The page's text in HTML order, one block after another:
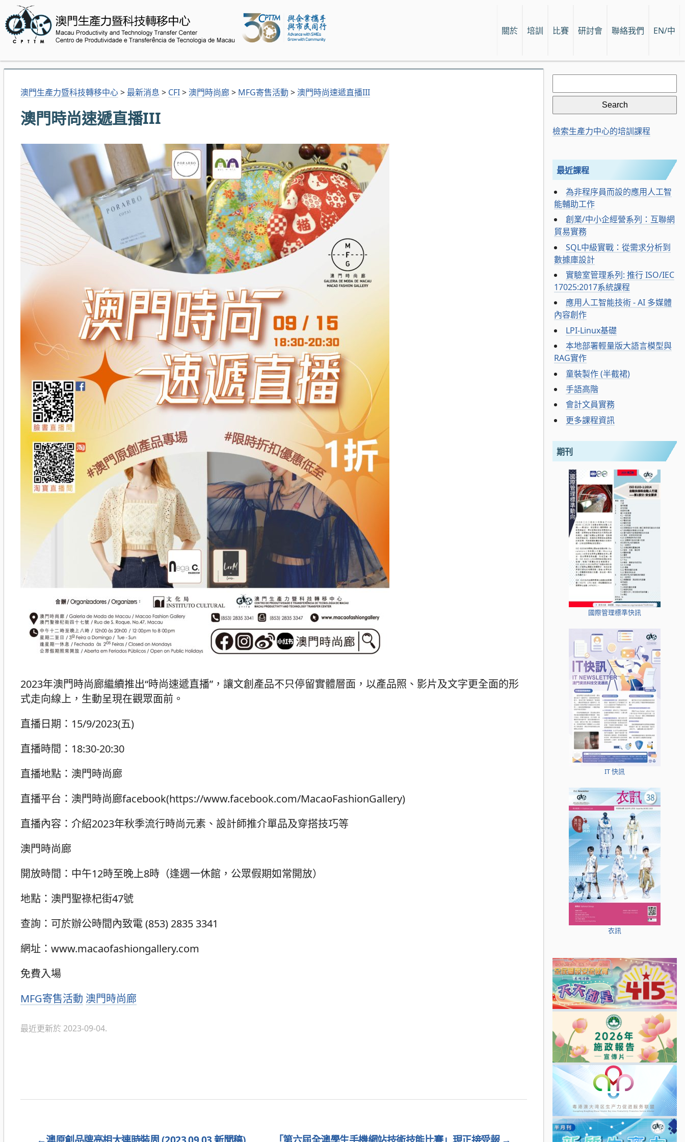
關於 培訓 比賽 研討會 聯絡我們 EN/中
澳門生產力暨科技轉移中心> 最新消息 > CFI> 澳門時尚廊> MFG寄售活動 > 澳門時尚速遞直播III
澳門時尚速遞直播III
2023年澳門時尚廊繼續推出“時尚速遞直播”，讓文創產品不只停留實體層面，以產品照、影片及文字更全面的形
式走向線上，生動呈現在觀眾面前。
直播日期：15/9/2023(五)
直播時間：18:30-20:30
直播地點：澳門時尚廊
直播平台：澳門時尚廊facebook(https://www.facebook.com/MacaoFashionGallery)
直播內容：介紹2023年秋季流行時尚元素、設計師推介單品及穿搭技巧等
澳門時尚廊
開放時間：中午12時至晚上8時（逢週一休館，公眾假期如常開放）
地點：澳門聖祿杞街47號
查詢：可於辦公時間內致電 (853) 2835 3341
網址：www.macaofashiongallery.com
免費入場
分
MFG寄售活動 澳門時尚廊
最近更新於 2023-09-04.
Search
for:
檢索生產力中心的培訓課程
最近課程
為非程序員而設的應用人工智
能輔助工作
創業/中小企經營系列：互聯網
貿易實務
SQL中級實戰：從需求分析到
數據庫設計
實驗室管理系列: 推行 ISO/IEC
17025:2017系統課程
應用人工智能技術 - AI 多媒體
內容創作
LPI-Linux基礎
本地部署輕量版大語言模型與
RAG實作
童裝製作 (半截裙)
手語高階
會計文員實務
更多課程資訊
期刊
國際管理標準快訊
IT 快訊
衣訊